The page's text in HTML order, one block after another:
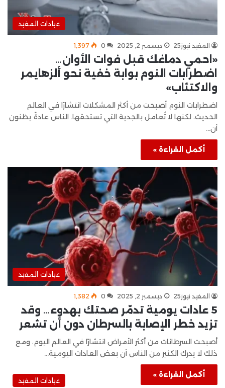
عيادات المفيد
المفيد نيوز25 ديسمبر 2, 2025 0 1٬397
«احمي دماغك قبل فوات الأوان…
اضطرابات النوم بوابة خفية نحو ألزهايمر
والاكتئاب»
اضطرابات النوم أصبحت من أكثر المشكلات انتشارًا في العالم
الحديث، لكنها لا تُعامل بالجدية التي تستحقها. الناس عادةً يظنون
أن…
أكمل القراءة »
عيادات المفيد
المفيد نيوز25 ديسمبر 2, 2025 0 1٬382
5 عادات يومية تدمّر صحتك بهدوء… وقد
تزيد خطر الإصابة بالسرطان دون أن تشعر
أصبحت السرطانات من أكثر الأمراض انتشارًا في العالم اليوم، ومع
ذلك لا يدرك الكثير من الناس أن بعض العادات اليومية…
أكمل القراءة »
عيادات المفيد